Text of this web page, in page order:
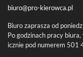
biuro@pro-kierowca.pl
Biuro zaprasza od
Po godz­i­nach pracy
icznie pod numerem 501